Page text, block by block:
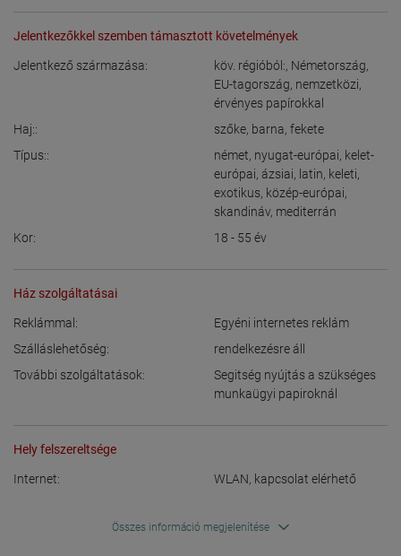
Jelentkezőkkel szemben támasztott követelmények
Jelentkező származása: köv. régióból:, Németország,
EU-tagország, nemzetközi,
érvényes papírokkal
Haj::
szőke, barna, fekete
Típus::
német, nyugat-európai, kelet-
európai, ázsiai, latin, keleti,
exotikus, közép-európai,
skandináv, mediterrán
Kor:
18 - 55 év
Ház szolgáltatásai
Reklámmal:
Egyéni internetes reklám
Szálláslehetőség:
rendelkezésre áll
További szolgáltatások:
Segitség nyújtás a szükséges
munkaügyi papiroknál
Hely felszereltsége
Internet: WLAN, kapcsolat elérhető
Összes információ megjelenítése